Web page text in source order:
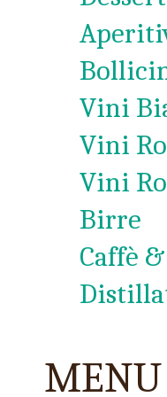
Vini
Vini
Vini
Birre
Caffè
MENU